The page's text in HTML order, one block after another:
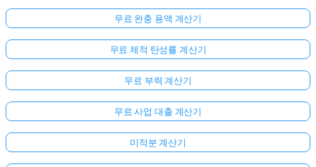
무료 완충 용액 계산기
무료 체적 탄성률 계산기
무료 부력 계산기
무료 사업 대출 계산기
미적분 계산기